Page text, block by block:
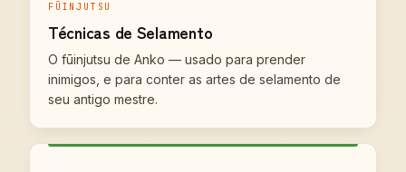
FŪINJUTSU
Técnicas de Selamento
O fūinjutsu de Anko — usado para prender
inimigos, e para conter as artes de selamento de
seu antigo mestre.